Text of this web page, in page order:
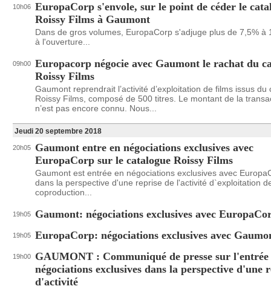
10h06 EuropaCorp s'envole, sur le point de céder le
Roissy Films à Gaumont
Dans de gros volumes, EuropaCorp s'adjuge plus de 7,5% à
à l'ouverture...
09h00 Europacorp négocie avec Gaumont le rachat du
Roissy Films
Gaumont reprendrait l’activité d’exploitation de films issus du
Roissy Films, composé de 500 titres. Le montant de la
n’est pas encore connu. Nous...
Jeudi 20 septembre 2018
20h05
Gaumont entre en négociations exclusives avec
EuropaCorp sur le catalogue Roissy Films
Gaumont est entrée en négociations exclusives avec
dans la perspective d'une reprise de l'activité d`exploitation
coproduction...
19h05 Gaumont: négociations exclusives avec
19h05 EuropaCorp: négociations exclusives avec
19h00
GAUMONT : Communiqué de presse sur l'entrée
négociations exclusives dans la perspective d'une
d'activité